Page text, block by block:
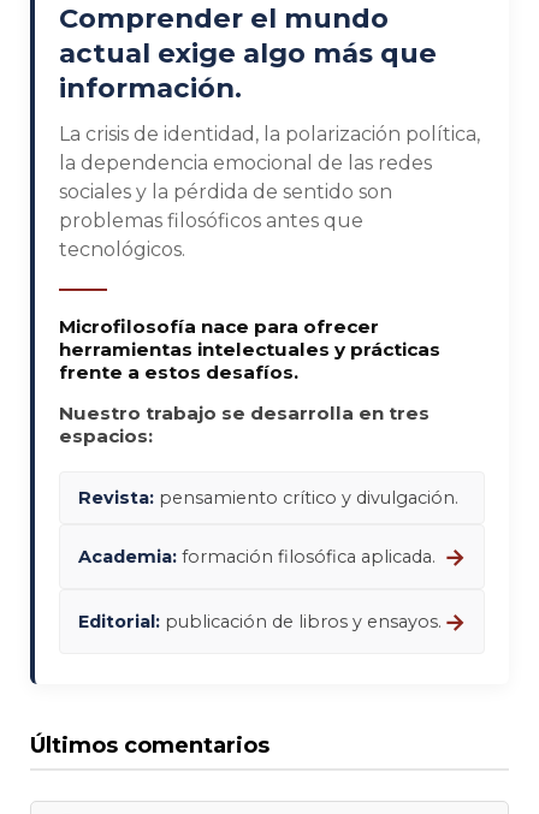
Comprender el mundo
actual exige algo más que
información.
La crisis de identidad, la polarización política,
la dependencia emocional de las redes
sociales y la pérdida de sentido son
problemas filosóficos antes que
tecnológicos.
Microfilosofía nace para ofrecer
herramientas intelectuales y prácticas
frente a estos desafíos.
Nuestro trabajo se desarrolla en tres
espacios:
Revista: pensamiento crítico y divulgación.
Academia: formación filosófica aplicada. →
Editorial: publicación de libros y ensayos. →
Últimos comentarios